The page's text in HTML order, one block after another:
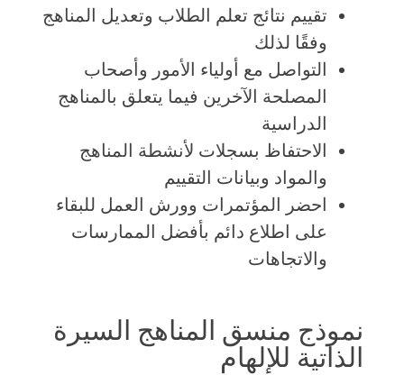
تقييم نتائج تعلم الطلاب وتعديل المناهج
وفقًا لذلك
التواصل مع أولياء الأمور وأصحاب
المصلحة الآخرين فيما يتعلق بالمناهج
الدراسية
الاحتفاظ بسجلات لأنشطة المناهج
والمواد وبيانات التقييم
احضر المؤتمرات وورش العمل للبقاء
على اطلاع دائم بأفضل الممارسات
والاتجاهات
نموذج منسق المناهج السيرة
الذاتية للإلهام